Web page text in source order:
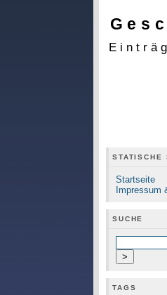
STATISCHE
Startseite
Impressum
SUCHE
TAGS